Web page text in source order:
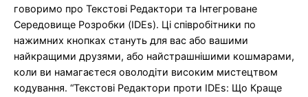
говоримо про Текстові Редактори та Інтегроване
Середовище Розробки (IDEs). Ці співробітники по
нажимних кнопках стануть для вас або вашими
найкращими друзями, або найстрашнішими кошмарами,
коли ви намагаєтеся оволодіти високим мистецтвом
кодування. “Текстові Редактори проти IDEs: Що Краще